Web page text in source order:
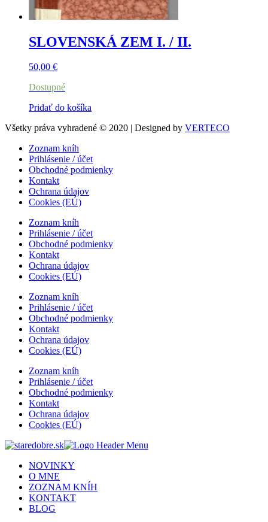
SLOVENSKÁ ZEM I. / II.
50,00 €
Dostupné
Pridať do košíka
Všetky práva vyhradené © 2020 | Designed by VERTECO
Zoznam kníh
Prihlásenie / účet
Obchodné podmienky
Kontakt
Ochrana údajov
Cookies (EÚ)
Zoznam kníh
Prihlásenie / účet
Obchodné podmienky
Kontakt
Ochrana údajov
Cookies (EÚ)
Zoznam kníh
Prihlásenie / účet
Obchodné podmienky
Kontakt
Ochrana údajov
Cookies (EÚ)
Zoznam kníh
Prihlásenie / účet
Obchodné podmienky
Kontakt
Ochrana údajov
Cookies (EÚ)
NOVINKY
O MNE
ZOZNAM KNÍH
KONTAKT
BLOG